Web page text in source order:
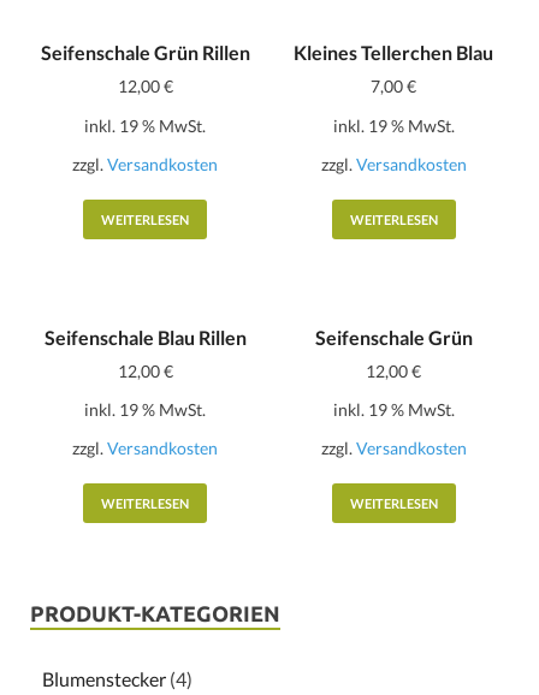
Seifenschale Grün Rillen
12,00€
inkl. 19 % MwSt.
zzgl.Versandkosten
WEITERLESEN
Kleines Tellerchen Blau
7,00€
inkl. 19 % MwSt.
zzgl. Versandkosten
WEITERLESEN
Seifenschale Blau Rillen
12,00€
inkl. 19 % MwSt.
zzgl.Versandkosten
WEITERLESEN
Seifenschale Grün
12,00€
inkl. 19 % MwSt.
zzgl. Versandkosten
WEITERLESEN
PRODUKT-KATEGORIEN
Blumenstecker (4)